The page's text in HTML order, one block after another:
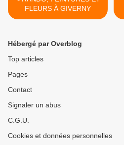
FLEURS À GIVERNY
Hébergé par Overblog
Top articles
Pages
Contact
Signaler un abus
C.G.U.
Cookies et données personnelles